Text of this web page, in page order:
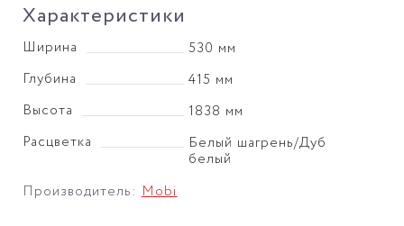
Характеристики
Ширина
530 мм
Глубина
415 мм
Высота
1838 мм
Расцветка
Белый шагрень/Дуб
белый
Производитель:Mobi